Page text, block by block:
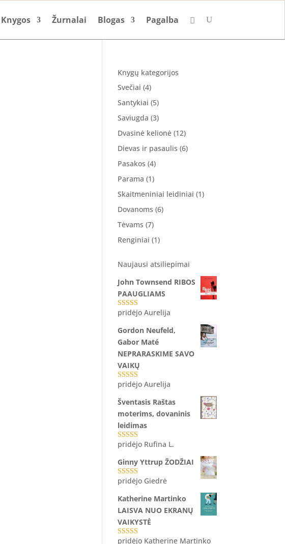
Knygos Žurnalai Blogas Pagalba
Knygų kategorijos
Svečiai (4)
Santykiai (5)
Saviugda (3)
Dvasinė kelionė (12)
Dievas ir pasaulis (6)
Pasakos (4)
Parama (1)
Skaitmeniniai leidiniai (1)
Dovanoms (6)
Tėvams (7)
Renginiai (1)
Naujausi atsiliepimai
John Townsend RIBOS
PAAUGLIAMS
Įvertinimas:
pridėjo Aurelija
Gordon Neufeld,
Gabor Maté
NEPRARASKIME SAVO
VAIKŲ
Įvertinimas:
pridėjo Aurelija
Šventasis Raštas
moterims, dovaninis
leidimas
Įvertinimas:
pridėjo Rufina L.
Ginny Yttrup ŽODŽIAI
Įvertinimas:
pridėjo Giedrė
Katherine Martinko
LAISVA NUO EKRANŲ
VAIKYSTĖ
Įvertinimas:
pridėjo Katherine Martinko